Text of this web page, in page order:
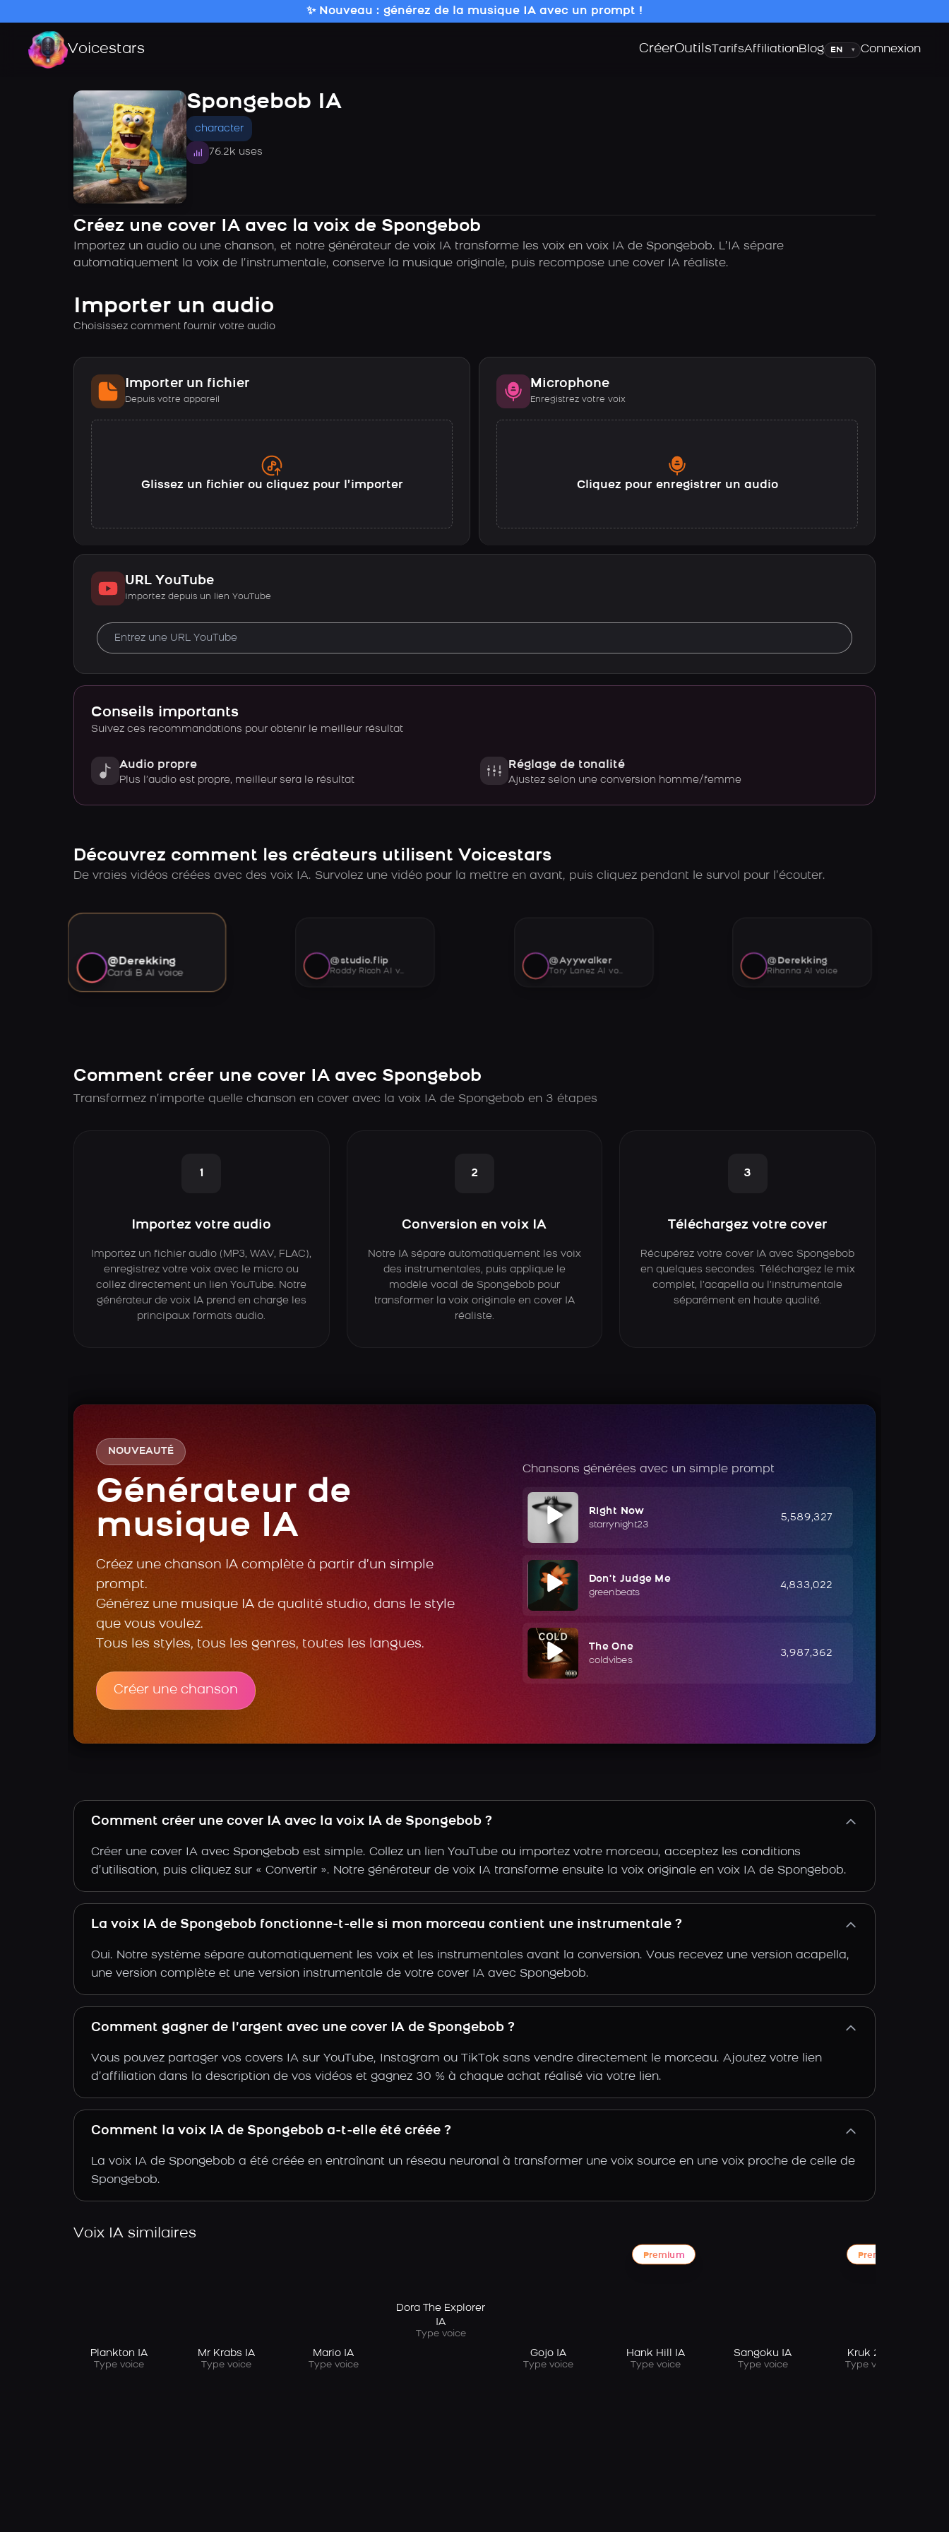
✨ Nouveau : générez de la musique IA avec un prompt !
Voicestars CréerOutils TarifsAffiliationBlogLangue
▾ Connexion
Spongebob IA
character
76.2k uses
Créez une cover IA avec la voix de Spongebob
Importez un audio ou une chanson, et notre générateur de voix IA transforme les voix en voix IA de Spongebob. L’IA sépare
automatiquement la voix de l’instrumentale, conserve la musique originale, puis recompose une cover IA réaliste.
Importer un audio
Choisissez comment fournir votre audio
Importer un fichier
Depuis votre appareil
Glissez un fichier ou cliquez pour l’importer
Microphone
Enregistrez votre voix
Cliquez pour enregistrer un audio
URL YouTube
Importez depuis un lien YouTube
Conseils importants
Suivez ces recommandations pour obtenir le meilleur résultat
Audio propre
Plus l’audio est propre, meilleur sera le résultat
Réglage de tonalité
Ajustez selon une conversion homme/femme
Découvrez comment les créateurs utilisent Voicestars
De vraies vidéos créées avec des voix IA. Survolez une vidéo pour la mettre en avant, puis cliquez pendant le survol pour l’écouter.
@Derekking
Cardi B AI voice
@studio.flip
Roddy Ricch AI voice
@Ayywalker
Tory Lanez AI voice
@Derekking
Rihanna AI voice
Comment créer une cover IA avec Spongebob
Transformez n’importe quelle chanson en cover avec la voix IA de Spongebob en 3 étapes
1
Importez votre audio
Importez un fichier audio (MP3, WAV, FLAC),
enregistrez votre voix avec le micro ou
collez directement un lien YouTube. Notre
générateur de voix IA prend en charge les
principaux formats audio.
2
Conversion en voix IA
Notre IA sépare automatiquement les voix
des instrumentales, puis applique le
modèle vocal de Spongebob pour
transformer la voix originale en cover IA
réaliste.
3
Téléchargez votre cover
Récupérez votre cover IA avec Spongebob
en quelques secondes. Téléchargez le mix
complet, l’acapella ou l’instrumentale
séparément en haute qualité.
NOUVEAUTÉ
Générateur de
musique IA
Créez une chanson IA complète à partir d’un simple
prompt.
Générez une musique IA de qualité studio, dans le style
que vous voulez.
Tous les styles, tous les genres, toutes les langues.
Créer une chanson
Chansons générées avec un simple prompt
Right Now
starrynight23
5,589,327
Don't Judge Me
greenbeats
4,833,022
The One
coldvibes
3,987,362
Comment créer une cover IA avec la voix IA de Spongebob ?
Créer une cover IA avec Spongebob est simple. Collez un lien YouTube ou importez votre morceau, acceptez les conditions
d’utilisation, puis cliquez sur « Convertir ». Notre générateur de voix IA transforme ensuite la voix originale en voix IA de Spongebob.
La voix IA de Spongebob fonctionne-t-elle si mon morceau contient une instrumentale ?
Oui. Notre système sépare automatiquement les voix et les instrumentales avant la conversion. Vous recevez une version acapella,
une version complète et une version instrumentale de votre cover IA avec Spongebob.
Comment gagner de l’argent avec une cover IA de Spongebob ?
Vous pouvez partager vos covers IA sur YouTube, Instagram ou TikTok sans vendre directement le morceau. Ajoutez votre lien
d’affiliation dans la description de vos vidéos et gagnez 30 % à chaque achat réalisé via votre lien.
Comment la voix IA de Spongebob a-t-elle été créée ?
La voix IA de Spongebob a été créée en entraînant un réseau neuronal à transformer une voix source en une voix proche de celle de
Spongebob.
Voix IA similaires
Plankton IA
Type voice
Mr Krabs IA
Type voice
Mario IA
Type voice
Dora The Explorer
IA
Type voice
Gojo IA
Type voice
Premium
Hank Hill IA
Type voice
Sangoku IA
Type voice
Premium
Kruk 2 IA
Type voice